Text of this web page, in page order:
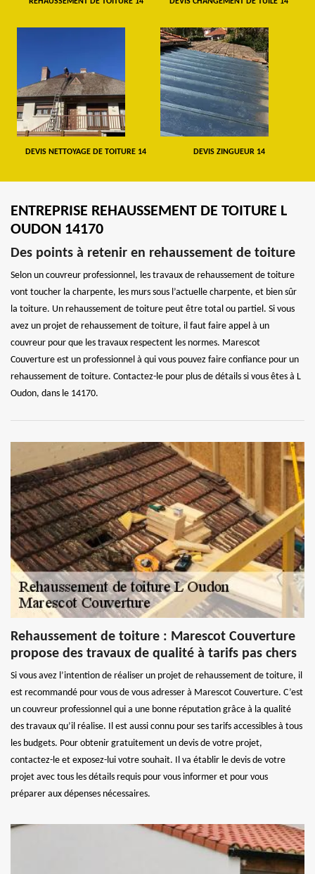
DEVIS NETTOYAGE DE TOITURE 14 DEVIS ZINGUEUR 14
ENTREPRISE REHAUSSEMENT DE TOITURE L
OUDON 14170
Des points à retenir en rehaussement de toiture
Selon un couvreur professionnel, les travaux de rehaussement de toiture
vont toucher la charpente, les murs sous l’actuelle charpente, et bien sûr
la toiture. Un rehaussement de toiture peut être total ou partiel. Si vous
avez un projet de rehaussement de toiture, il faut faire appel à un
couvreur pour que les travaux respectent les normes. Marescot
Couverture est un professionnel à qui vous pouvez faire confiance pour un
rehaussement de toiture. Contactez-le pour plus de détails si vous êtes à L
Oudon, dans le 14170.
Rehaussement de toiture : Marescot Couverture
propose des travaux de qualité à tarifs pas chers
Si vous avez l’intention de réaliser un projet de rehaussement de toiture, il
est recommandé pour vous de vous adresser à Marescot Couverture. C’est
un couvreur professionnel qui a une bonne réputation grâce à la qualité
des travaux qu’il réalise. Il est aussi connu pour ses tarifs accessibles à tous
les budgets. Pour obtenir gratuitement un devis de votre projet,
contactez-le et exposez-lui votre souhait. Il va établir le devis de votre
projet avec tous les détails requis pour vous informer et pour vous
préparer aux dépenses nécessaires.